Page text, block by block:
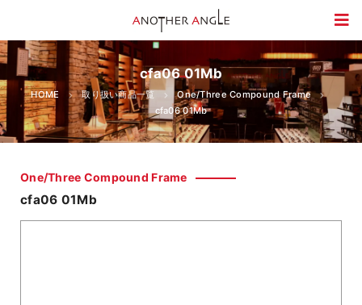
cfa06 01Mb
HOME 取り扱い商品一覧
One/Three Compound Frame
cfa06 01Mb
One/Three Compound Frame
cfa06 01Mb